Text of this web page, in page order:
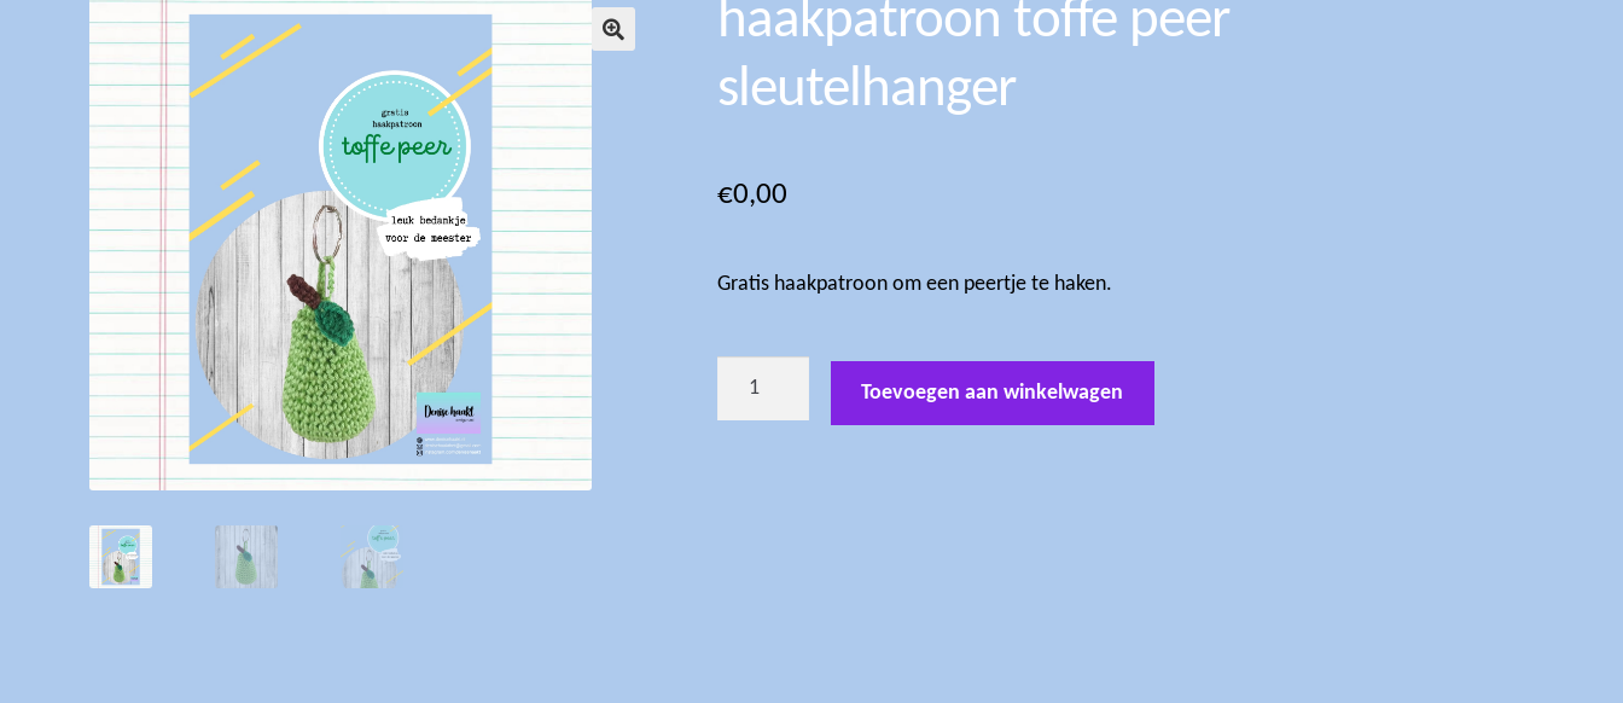
haakpatroon toffe peer
sleutelhanger
€0,00
Gratis haakpatroon om een peertje te haken.
Toevoegen aan winkelwagen